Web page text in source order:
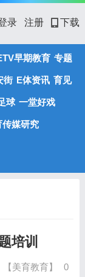
录 注册 下载
早期教育 专题
街 E体资讯 育见
球 一堂好戏
传媒研究
培训
【美育教育】
0